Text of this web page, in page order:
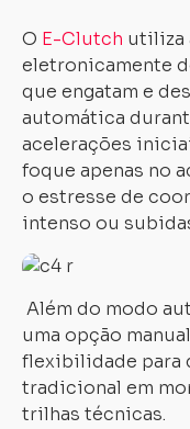
O E-Clutch utiliza
eletronicamente
que engatam e
automática
acelerações
foque apenas no
o estresse de
intenso ou
Além do modo
uma opção
flexibilidade para
tradicional em
trilhas técnicas.